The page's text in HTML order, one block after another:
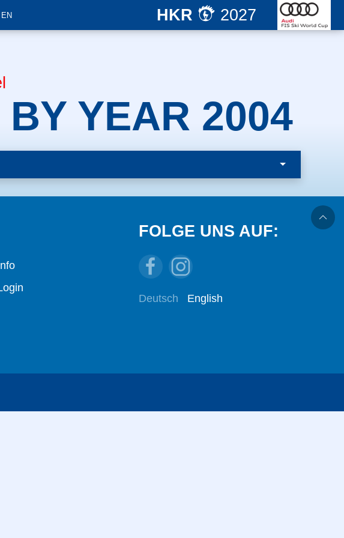
EN HKR 2027
YEAR 2004
FOLGE UNS AUF:
Deutsch English